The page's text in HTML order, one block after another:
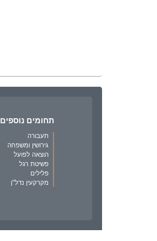
תחומים נוספים
תעבורה
גירושין ומשפחה
הוצאה לפועל
פשיטת רגל
פלילים
מקרקעין נדל"ן